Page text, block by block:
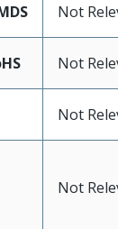
Not
Not
Not
Not